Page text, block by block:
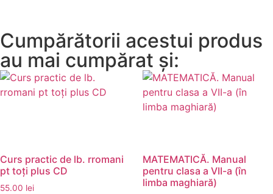
Cumpărătorii acestui produs
au mai cumpărat și:
Curs practic de lb. rromani
pt toți plus CD
55.00 lei
MATEMATICĂ. Manual
pentru clasa a VII-a (în
limba maghiară)